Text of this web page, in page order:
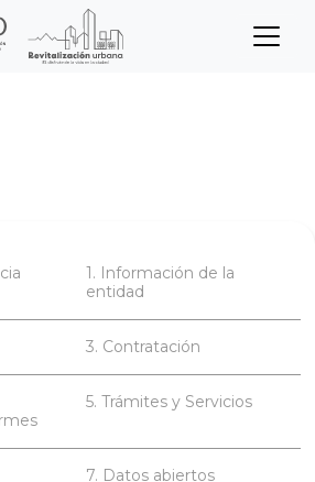
de
1. Información de la
entidad
3. Contratación
5. Trámites y Servicios
7. Datos abiertos